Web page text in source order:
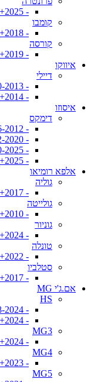
- 2025+
קומבו
- 2018+
קורסה
- 2019+
איווקו
דיילי
- 2000-2013
- 2014+
איסוזו
דימקס
- 2006-2012
- 2012-2020
- 2020-2025
- 2025+
אלפא רומיאו
גוליה
- 2017+
גולייטה
- 2010+
גוניור
- 2024+
טונלה
- 2022+
סטלביו
- 2017+
אם.ג'י MG
HS
- 2018-2024
- 2024+
MG3
- 2024+
MG4
- 2023+
MG5